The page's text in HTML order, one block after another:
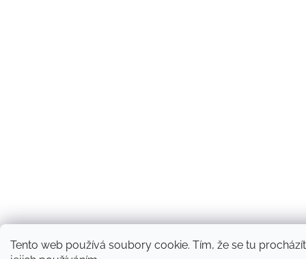
Tento web používá soubory cookie. Tím, že se tu